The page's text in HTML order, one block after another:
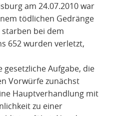
am 24.07.2010 war
tödlichen Gedränge
bei dem
652 wurden verletzt,
gesetzliche Aufgabe, die
Vorwürfe zunächst
Hauptverhandlung mit
zu einer